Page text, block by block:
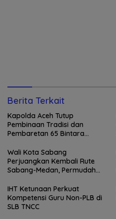
Berita Terkait
Kapolda Aceh Tutup
Pembinaan Tradisi dan
Pembaretan 65 Bintara
Wali Kota Sabang
Perjuangkan Kembali Rute
Sabang-Medan, Permudah
Weh
IHT Ketunaan Perkuat
Kompetensi Guru Non-PLB di
SLB TNCC